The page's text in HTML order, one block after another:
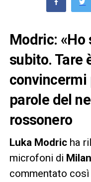
Modric:
subito. Tare
convincermi
parole del
rossonero
Luka Modricha
microfoni di
commentato